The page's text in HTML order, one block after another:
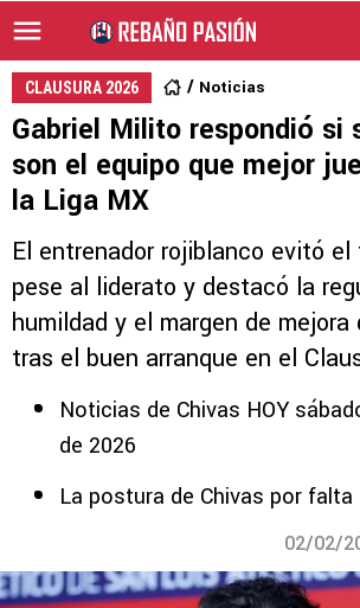
CLAUSURA 2026 Noticias
Gabriel Milito respondió si
son el equipo que mejor
la Liga MX
El entrenador rojiblanco evitó
pese al liderato y destacó la
humildad y el margen de mejora
tras el buen arranque en el
Noticias de Chivas HOY
de 2026
La postura de Chivas por
02/02/